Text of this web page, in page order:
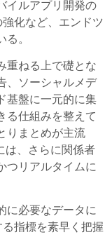
イルアプリ開発の
化など、エンドツ
。
重ねる上で礎とな
、ソーシャルメデ
基盤に一元的に集
る仕組みを整えて
りまとめが主流
は、さらに関係者
つリアルタイムに
に必要なデータに
指標を素早く把握